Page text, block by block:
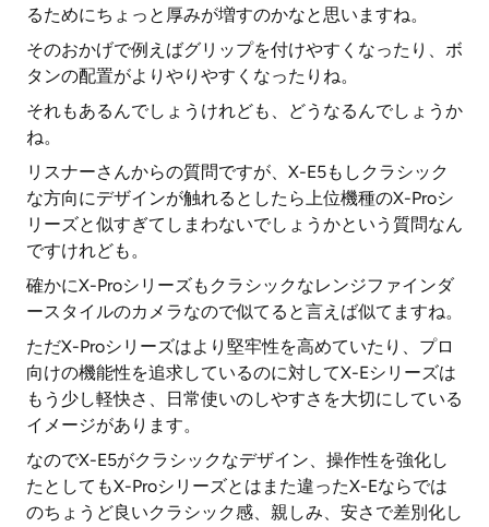
るためにちょっと厚みが増すのかなと思いますね。
そのおかげで例えばグリップを付けやすくなったり、ボ
タンの配置がよりやりやすくなったりね。
それもあるんでしょうけれども、どうなるんでしょうか
ね。
リスナーさんからの質問ですが、X-E5もしクラシック
な方向にデザインが触れるとしたら上位機種のX-Proシ
リーズと似すぎてしまわないでしょうかという質問なん
ですけれども。
確かにX-Proシリーズもクラシックなレンジファインダ
ースタイルのカメラなので似てると言えば似てますね。
ただX-Proシリーズはより堅牢性を高めていたり、プロ
向けの機能性を追求しているのに対してX-Eシリーズは
もう少し軽快さ、日常使いのしやすさを大切にしている
イメージがあります。
なのでX-E5がクラシックなデザイン、操作性を強化し
たとしてもX-Proシリーズとはまた違ったX-Eならでは
のちょうど良いクラシック感、親しみ、安さで差別化し